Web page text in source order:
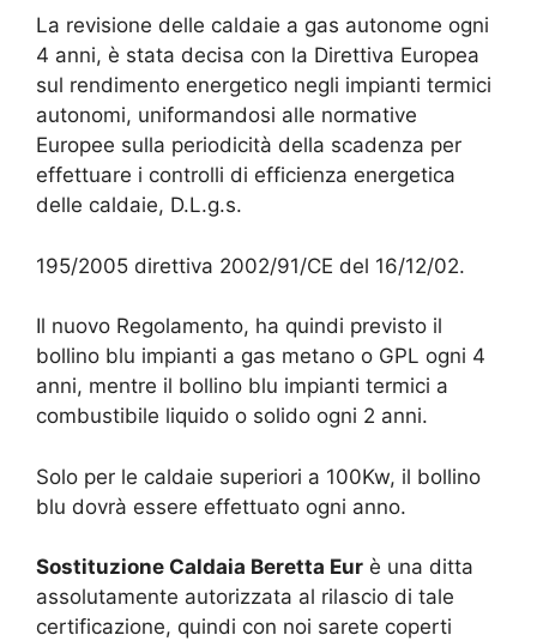
La revisione delle caldaie a gas autonome ogni
4 anni, è stata decisa con la Direttiva Europea
sul rendimento energetico negli impianti termici
autonomi, uniformandosi alle normative
Europee sulla periodicità della scadenza per
effettuare i controlli di efficienza energetica
delle caldaie, D.L.g.s.
195/2005 direttiva 2002/91/CE del 16/12/02.
Il nuovo Regolamento, ha quindi previsto il
bollino blu impianti a gas metano o GPL ogni 4
anni, mentre il bollino blu impianti termici a
combustibile liquido o solido ogni 2 anni.
Solo per le caldaie superiori a 100Kw, il bollino
blu dovrà essere effettuato ogni anno.
Sostituzione Caldaia Beretta Eur è una ditta
assolutamente autorizzata al rilascio di tale
certificazione, quindi con noi sarete coperti